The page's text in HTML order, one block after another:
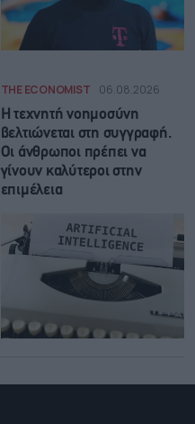
THE ECONOMIST 06.08.2026
Η τεχνητή νοημοσύνη
βελτιώνεται στη συγγραφή.
Οι άνθρωποι πρέπει να
γίνουν καλύτεροι στην
επιμέλεια